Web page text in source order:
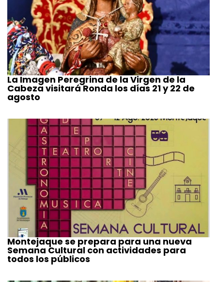
La Imagen Peregrina de la Virgen de la
Cabeza visitará Ronda los días 21 y 22 de
agosto
Montejaque se prepara para una nueva
Semana Cultural con actividades para
todos los públicos